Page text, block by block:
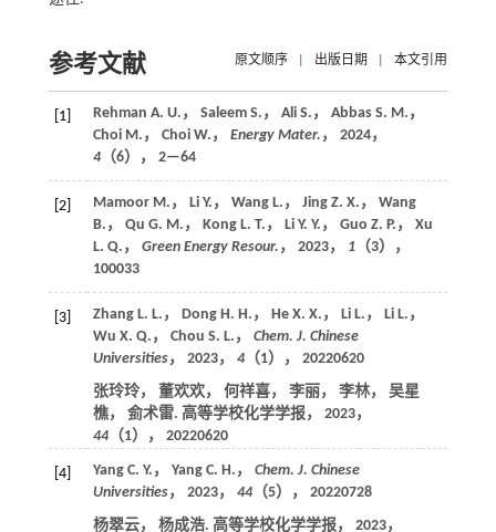
参考文献 原文顺序 出版日期 本文引用
[1]
Rehman A. U.， Saleem S.， Ali S.， Abbas S. M.，
Choi M.， Choi W.， Energy Mater. ， 2024，
4（6）， 2—64
[2]
Mamoor M.， Li Y.， Wang L.， Jing Z. X.， Wang
B.， Qu G. M.， Kong L. T.， Li Y. Y.， Guo Z. P.， Xu
L. Q.， Green Energy Resour. ， 2023， 1（3），
100033
[3]
Zhang L. L.， Dong H. H.， He X. X.， Li L.， Li L.，
Wu X. Q.， Chou S. L.， Chem. J. Chinese
Universities， 2023， 4（1）， 20220620
张玲玲， 董欢欢， 何祥喜， 李丽， 李林， 吴星
樵， 侴术雷. 高等学校化学学报， 2023，
44（1）， 20220620
[4] Yang C. Y.， Yang C. H.， Chem. J. Chinese
Universities， 2023， 44（5）， 20220728
杨翠云， 杨成浩. 高等学校化学学报， 2023，